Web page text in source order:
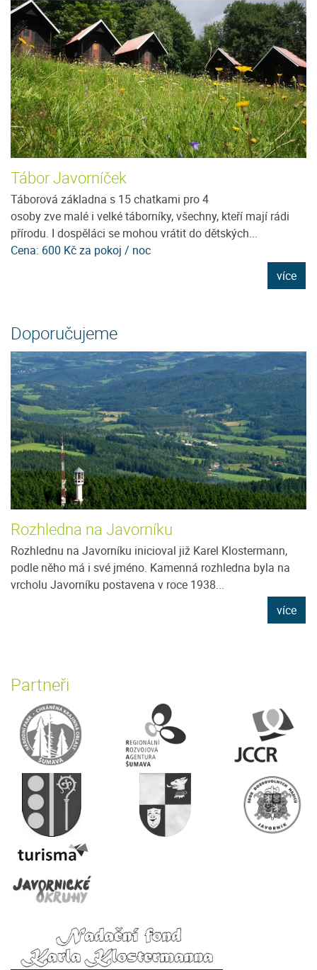
Tábor Javorníček
Táborová základna s 15 chatkami pro 4
osoby zve malé i velké táborníky, všechny, kteří mají rádi
přírodu. I dospěláci se mohou vrátit do dětských...
Cena: 600 Kč za pokoj / noc
více
Doporučujeme
Rozhledna na Javorníku
Rozhlednu na Javorníku inicioval již Karel Klostermann,
podle něho má i své jméno. Kamenná rozhledna byla na
vrcholu Javorníku postavena v roce 1938...
více
Partneři